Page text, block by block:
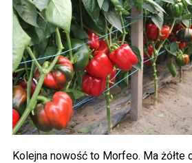
Kolejna nowość to Morfeo. Ma żółte